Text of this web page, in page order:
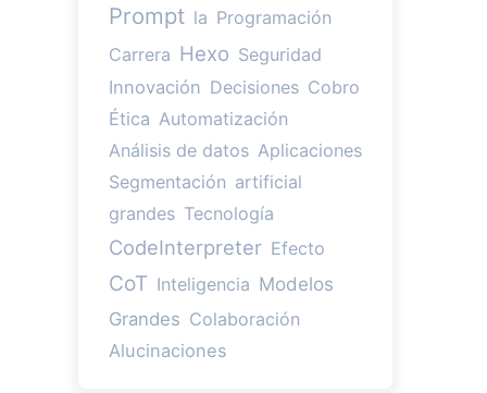
Prompt la Programación
Carrera Hexo Seguridad
Innovación Decisiones Cobro
Ética Automatización
Análisis de datos Aplicaciones
Segmentación artificial
grandes Tecnología
CodeInterpreter Efecto
CoT Inteligencia Modelos
Grandes Colaboración
Alucinaciones